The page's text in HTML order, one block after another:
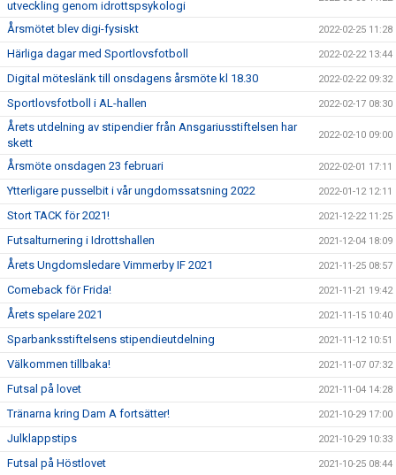
utveckling genom idrottspsykologi
Årsmötet blev digi-fysiskt 2022-02-25 11:28
Härliga dagar med Sportlovsfotboll 2022-02-22 13:44
Digital möteslänk till onsdagens årsmöte kl 18.30 2022-02-22 09:32
Sportlovsfotboll i AL-hallen 2022-02-17 08:30
Årets utdelning av stipendier från Ansgariusstiftelsen har
skett
2022-02-10 09:00
Årsmöte onsdagen 23 februari 2022-02-01 17:11
Ytterligare pusselbit i vår ungdomssatsning 2022 2022-01-12 12:11
Stort TACK för 2021! 2021-12-22 11:25
Futsalturnering i Idrottshallen 2021-12-04 18:09
Årets Ungdomsledare Vimmerby IF 2021 2021-11-25 08:57
Comeback för Frida! 2021-11-21 19:42
Årets spelare 2021 2021-11-15 10:40
Sparbanksstiftelsens stipendieutdelning 2021-11-12 10:51
Välkommen tillbaka! 2021-11-07 07:32
Futsal på lovet 2021-11-04 14:28
Tränarna kring Dam A fortsätter! 2021-10-29 17:00
Julklappstips 2021-10-29 10:33
Futsal på Höstlovet 2021-10-25 08:44